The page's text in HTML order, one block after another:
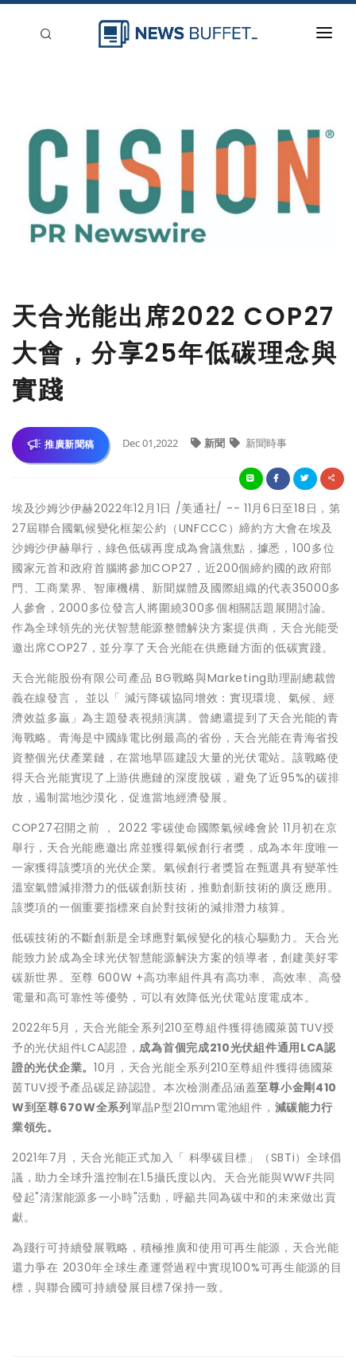
登入
天合光能出席2022 COP27
大會，分享25年低碳理念與
實踐
推廣新聞稿 Dec 01,2022 新聞 新聞時事
埃及沙姆沙伊赫2022年12月1日 /美通社/ -- 11月6 日至18 日，第
27屆聯合國氣候變化框架公約（UNFCCC ）締約方大會在埃及
沙姆沙伊赫舉行，綠色低碳再度成為會議焦點，據悉， 100多位
國家元首和政府首腦將參加COP27 ，近200個締約國的政府部
門、工商業界、智庫機構、新聞媒體及國際組織的代表35000多
人參會， 2000多位發言人將圍繞300多個相關話題展開討論。
作為全球領先的光伏智慧能源整體解決方案提供商，天合光能受
邀出席COP27 ，並分享了天合光能在供應鏈方面的低碳實踐。
天合光能股份有限公司產品 BG戰略與Marketing助理副總裁曾
義在線發言， 並以 「 減污降碳協同增效：實現環境、氣候、經
濟效益多贏」為主題發表視頻演講。曾總還提到了天合光能的青
海戰略。青海是中國綠電比例最高的省份，天合光能在青海省投
資整個光伏產業鏈，在當地旱區建設大量的光伏電站。該戰略使
得天合光能實現了上游供應鏈的深度脫碳，避免了近95%的碳排
放，遏制當地沙漠化，促進當地經濟發展。
COP27召開之前 ， 2022 零碳使命國際氣候峰會於 11月初在京
舉行，天合光能應邀出席並獲得氣候創行者獎，成為本年度唯一
一家獲得該獎項的光伏企業。氣候創行者獎旨在甄選具有變革性
溫室氣體減排潛力的低碳創新技術，推動創新技術的廣泛應用。
該獎項的一個重要指標來自於對技術的減排潛力核算。
低碳技術的不斷創新是全球應對氣候變化的核心驅動力。天合光
能致力於成為全球光伏智慧能源解決方案的領導者，創建美好零
碳新世界。至尊 600W +高功率組件具有高功率、高效率、高發
電量和高可靠性等優勢，可以有效降低光伏電站度電成本。
2022年5月，天合光能全系列210至尊組件獲得德國萊茵TUV授
予的光伏組件LCA認證，成為首個完成210光伏組件通用LCA認
證的光伏企業。 10月，天合光能全系列210至尊組件獲得德國萊
茵TUV授予產品碳足跡認證。本次檢測產品涵蓋至尊小金剛410
W到至尊670W全系列單晶P型210mm電池組件， 減碳能力行
業領先。
2021年7月，天合光能正式加入 「 科學碳目標」 （SBTi）全球倡
議，助力全球升溫控制在1.5攝氏度以內。天合光能與WWF共同
發起"清潔能源多一小時"活動，呼籲共同為碳中和的未來做出貢
獻。
為踐行可持續發展戰略，積極推廣和使用可再生能源，天合光能
還力爭在 2030年全球生產運營過程中實現100%可再生能源的目
標，與聯合國可持續發展目標7保持一致。